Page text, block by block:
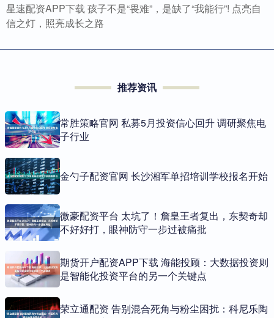
星速配资APP下载 孩子不是“畏难”，是缺了“我能行”! 点亮自
信之灯，照亮成长之路
推荐资讯
常胜策略官网 私募5月投资信心回升 调研聚焦电
子行业
金勺子配资官网 长沙湘军单招培训学校报名开始
微豪配资平台 太坑了！詹皇王者复出，东契奇却
不好好打，眼神防守一步过被痛批
期货开户配资APP下载 海能投顾：大数据投资则
是智能化投资平台的另一个关键点
荣立通配资 告别混合死角与粉尘困扰：科尼乐陶